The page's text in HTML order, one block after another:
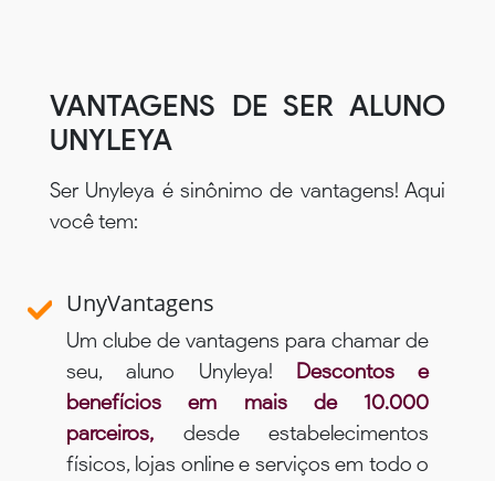
VANTAGENS DE SER ALUNO
UNYLEYA
Ser Unyleya é sinônimo de vantagens! Aqui
você tem:
UnyVantagens
Um clube de vantagens para chamar de
seu, aluno Unyleya! Descontos e
benefícios em mais de 10.000
parceiros, desde estabelecimentos
físicos, lojas online e serviços em todo o